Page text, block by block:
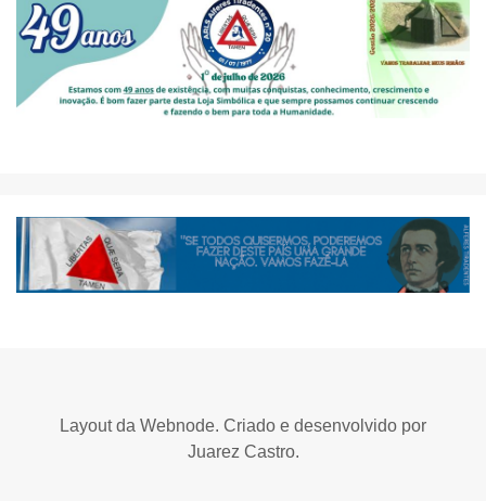
Layout da Webnode. Criado e desenvolvido por
Juarez Castro.